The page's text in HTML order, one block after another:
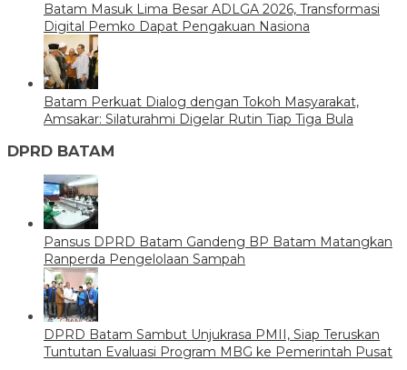
Batam Masuk Lima Besar ADLGA 2026, Transformasi
Digital Pemko Dapat Pengakuan Nasiona
Batam Perkuat Dialog dengan Tokoh Masyarakat,
Amsakar: Silaturahmi Digelar Rutin Tiap Tiga Bula
DPRD BATAM
Pansus DPRD Batam Gandeng BP Batam Matangkan
Ranperda Pengelolaan Sampah
DPRD Batam Sambut Unjukrasa PMII, Siap Teruskan
Tuntutan Evaluasi Program MBG ke Pemerintah Pusat